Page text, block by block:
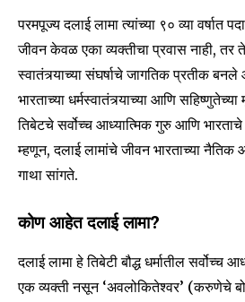
परमपूज्य दलाई लामा त्यांच्या ९० व्या वर्षात
जीवन केवळ एका व्यक्तीचा प्रवास नाही,
स्वातंत्र्याच्या संघर्षाचे जागतिक प्रतीक
भारताच्या धर्मस्वातंत्र्याच्या आणि
तिबेटचे सर्वोच्च आध्यात्मिक गुरु आणि भारताचे
म्हणून, दलाई लामांचे जीवन भारताच्या
गाथा सांगते.
कोण आहेत दलाई लामा?
दलाई लामा हे तिबेटी बौद्ध धर्मातील
एक व्यक्ती नसून ‘अवलोकितेश्वर’ (करुणेचे